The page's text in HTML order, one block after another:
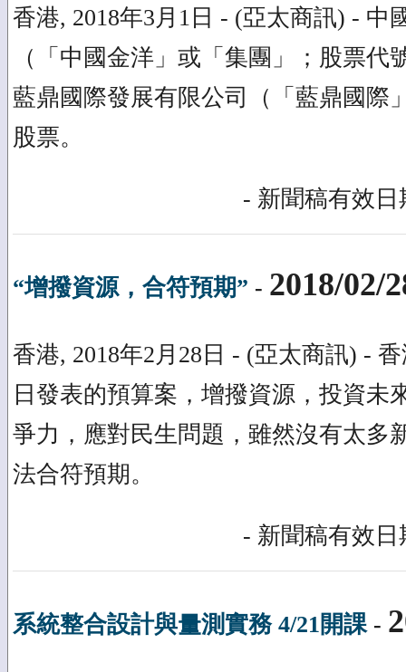
香港, 2018年3月1日 - (亞太商訊) - 中
（「中國金洋」或「集團」；股票代
藍鼎國際發展有限公司（「藍鼎國際
股票。
- 新聞稿有效日
“增撥資源，合符預期” - 2018/02/
香港, 2018年2月28日 - (亞太商訊) -
日發表的預算案，增撥資源，投資未
爭力，應對民生問題，雖然沒有太多
法合符預期。
- 新聞稿有效日
系統整合設計與量測實務 4/21開課-